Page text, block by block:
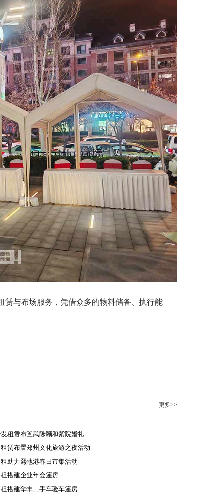
赁与布场服务，凭借众多的物料储备、执行能
更多>>
租赁布置武陟颐和紫院婚礼
赁布置郑州文化旅游之夜活动
助力熙地港春日市集活动
搭建企业年会篷房
搭建华丰二手车验车篷房